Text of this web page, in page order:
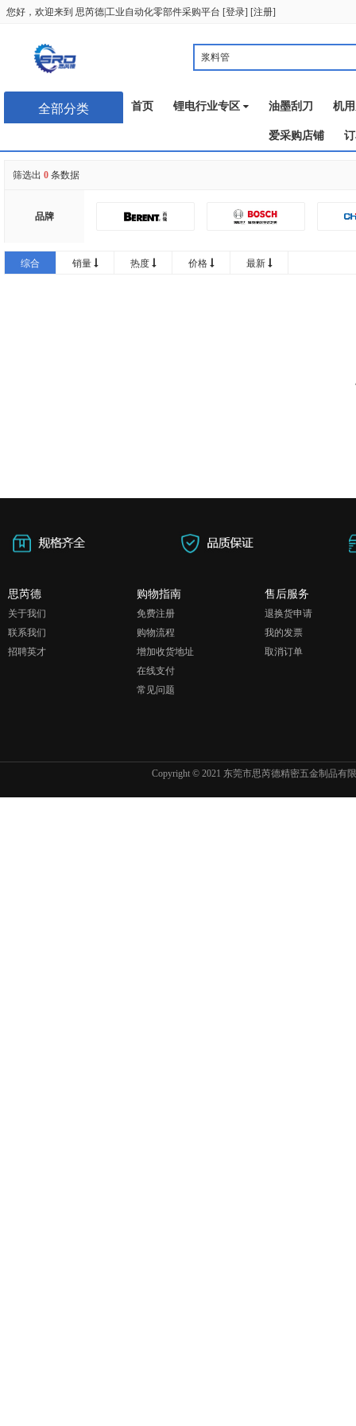
您好，欢迎来到 思芮德|工业自动化零部件采购平台 [登录] [注册]
全部分类 首页 锂电行业专区 油墨刮刀 机
爱采购店铺
筛选出 0 条数据
品牌
润普
综合 销量 热度 价格 最新
思芮德
关于我们
联系我们
招聘英才
购物指南
免费注册
购物流程
增加收货地址
在线支付
常见问题
售后服务
退换货申请
我的发票
取消订单
Copyright © 2021 东莞市思芮德精密五金制品有